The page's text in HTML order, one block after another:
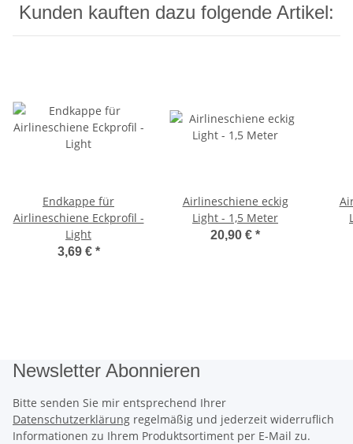
Kunden kauften dazu folgende Artikel:
Endkappe für
Airlineschiene Eckprofil -
Light
3,69 € *
Airlineschiene eckig
Light - 1,5 Meter
20,90 € *
Newsletter Abonnieren
Bitte senden Sie mir entsprechend Ihrer
Datenschutzerklärung regelmäßig und jederzeit widerruflich
Informationen zu Ihrem Produktsortiment per E-Mail zu.